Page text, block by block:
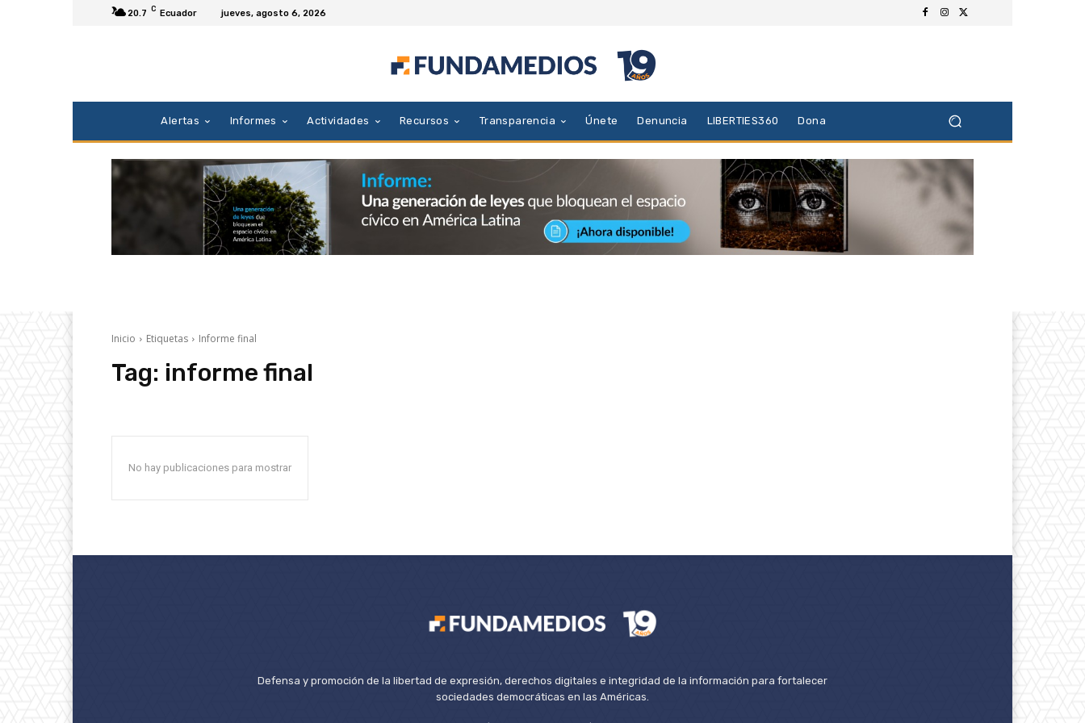
20.7 C Ecuador jueves, agosto 6, 2026
Alertas Informes Actividades Recursos Transparencia Únete Denuncia LIBERTIES360 Dona
Inicio Etiquetas Informe final
Tag: informe final
No hay publicaciones para mostrar
Defensa y promoción de la libertad de expresión, derechos digitales e integridad de la información para fortalecer
sociedades democráticas en las Américas.